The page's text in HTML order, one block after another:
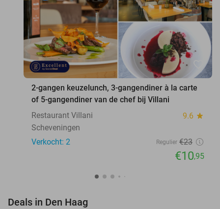
2-gangen keuzelunch, 3-gangendiner à la carte
of 5-gangendiner van de chef bij Villani
Restaurant Villani
9.6 star
Scheveningen
Verkocht: 2
Regulier €23
€10,95
Deals in Den Haag